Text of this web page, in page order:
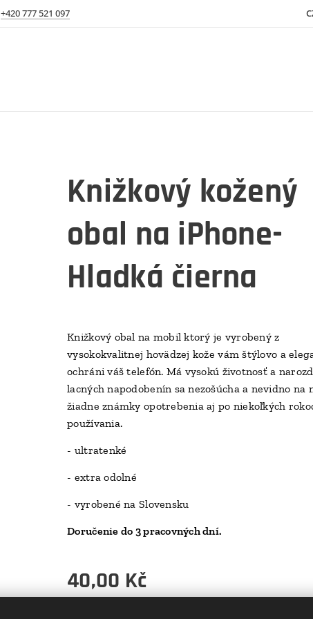
+420 777 521 097
Knižkový kožený
obal na iPhone-
Hladká čierna
Knižkový obal na mobil ktorý je vyrobený z
vysokokvalitnej hovädzej kože vám štýlovo a
ochráni váš telefón. Má vysokú životnosť a
lacných napodobenín sa nezošúcha a nevidno na
žiadne známky opotrebenia aj po niekoľkých
používania.
- ultratenké
- extra odolné
- vyrobené na Slovensku
Doručenie do 3 pracovných dní.
40,00 Kč